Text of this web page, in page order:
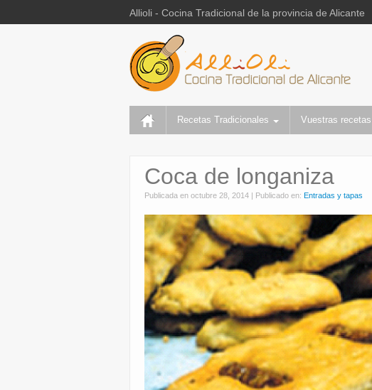
Allioli - Cocina Tradicional de la provincia de Alicante
Recetas Tradicionales Vuestras
Coca de longaniza
Publicada en octubre 28, 2014 | Publicado en: Entradas y tapas